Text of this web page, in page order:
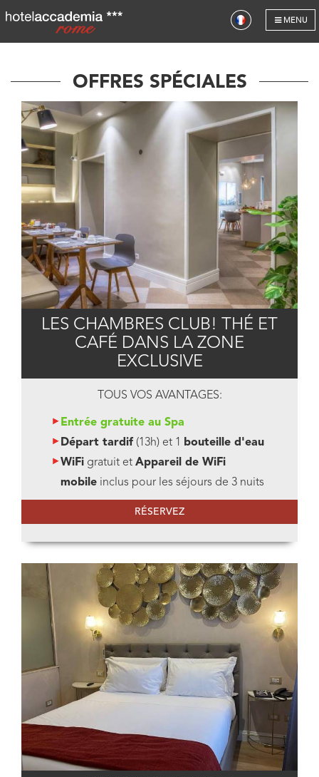
MENU
OFFRES SPÉCIALES
LES CHAMBRES CLUB! THÉ ET
CAFÉ DANS LA ZONE
EXCLUSIVE
TOUS VOS AVANTAGES:
Entrée gratuite au Spa
Départ tardif (13h) et 1
bouteille d'eau
WiFi gratuit et Appareil de WiFi
mobile inclus pour les séjours de 3 nuits
RÉSERVEZ